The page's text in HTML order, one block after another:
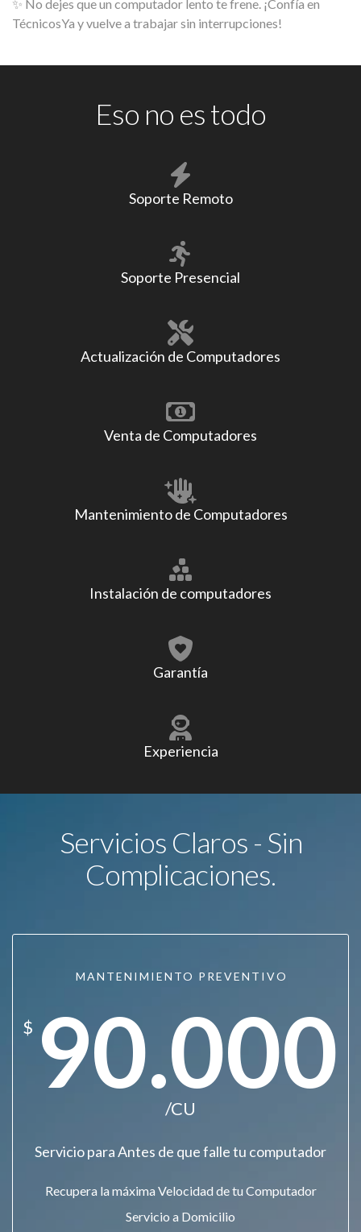
✨ No dejes que un computador lento te frene. ¡Confía en
TécnicosYa y vuelve a trabajar sin interrupciones!
Eso no es todo
Soporte Remoto
Soporte Presencial
Actualización de Computadores
Venta de Computadores
Mantenimiento de Computadores
Instalación de computadores
Garantía
Experiencia
Servicios Claros - Sin
Complicaciones.
MANTENIMIENTO PREVENTIVO
$ 90.000
/CU
Servicio para Antes de que falle tu computador
Recupera la máxima Velocidad de tu Computador
Servicio a Domicilio